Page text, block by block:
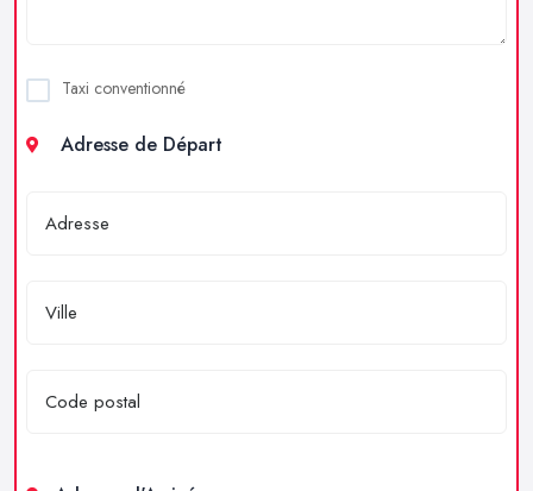
Taxi conventionné
Adresse de Départ